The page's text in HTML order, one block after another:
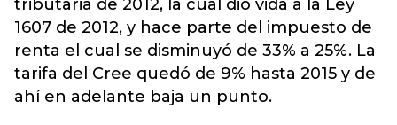
tributaria de 2012, la cual dio vida a la Ley
1607 de 2012, y hace parte del impuesto de
renta el cual se disminuyó de 33% a 25%. La
tarifa del Cree quedó de 9% hasta 2015 y de
ahí en adelante baja un punto.